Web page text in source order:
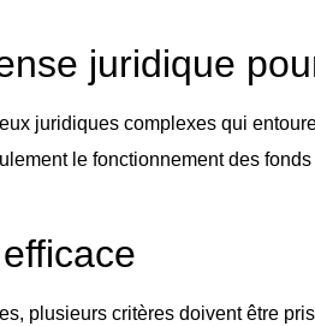
juridique
juridiques complexes qui
le fonctionnement des
plusieurs critères doivent être